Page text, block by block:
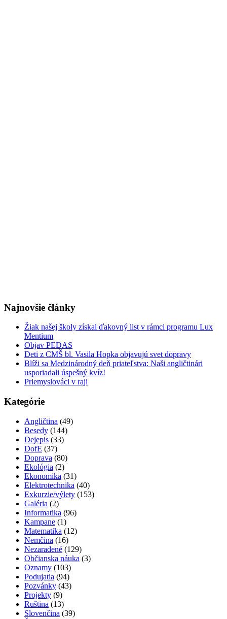
Najnovšie články
Žiak našej školy získal ďakovný list v rámci programu Lux
Mentium
Objav PEDAS
Deti z CMŠ bl. Vasila Hopka objavujú svet dopravy
Blíži sa Medzinárodný deň priateľstva: Naši angličtinári
usporiadali úspešný kvíz!
Priemyslováci v raji
Kategórie
Angličtina (49)
Besedy (144)
Dejepis (33)
DofE (37)
Doprava (80)
Ekológia (2)
Ekonomika (31)
Elektrotechnika (40)
Exkurzie/výlety (153)
Galéria (2)
Informatika (96)
Kampane (1)
Matematika (12)
Nemčina (16)
Nezaradené (129)
Občianska náuka (3)
Oznamy (103)
Podujatia (94)
Pozvánky (43)
Projekty (9)
Ruština (13)
Slovenčina (39)